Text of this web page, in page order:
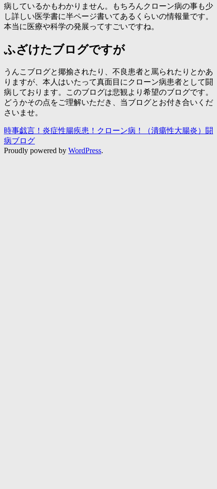
病しているかもわかりません。もちろんクローン病の事も少
し詳しい医学書に半ページ書いてあるくらいの情報量です。
本当に医療や科学の発展ってすごいですね。
ふざけたブログですが
うんこブログと揶揄されたり、不良患者と罵られたりとかあ
りますが、本人はいたって真面目にクローン病患者として闘
病しております。このブログは悲観より希望のブログです。
どうかその点をご理解いただき、当ブログとお付き合いくだ
さいませ。
時事戯言！炎症性腸疾患！クローン病！（潰瘍性大腸炎）闘
病ブログ
Proudly powered by WordPress.